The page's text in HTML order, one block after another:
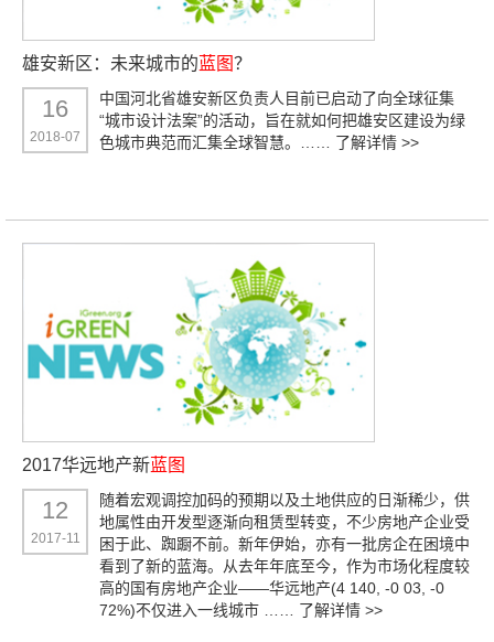
雄安新区：未来城市的蓝图？
16
2018-07
中国河北省雄安新区负责人目前已启动了向全球征集
“城市设计法案”的活动，旨在就如何把雄安区建设为绿
色城市典范而汇集全球智慧。…… 了解详情 >>
2017华远地产新蓝图
12
2017-11
随着宏观调控加码的预期以及土地供应的日渐稀少，供
地属性由开发型逐渐向租赁型转变，不少房地产企业受
困于此、踟蹰不前。新年伊始，亦有一批房企在困境中
看到了新的蓝海。从去年年底至今，作为市场化程度较
高的国有房地产企业——华远地产(4 140, -0 03, -0
72%)不仅进入一线城市 …… 了解详情 >>